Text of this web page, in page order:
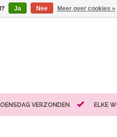
VERZONDEN ELKE
Ja Nee Meer over cookies »